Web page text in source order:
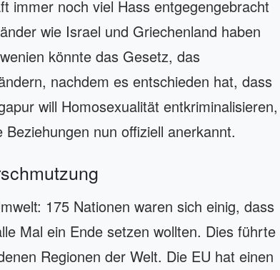
immer noch viel Hass entgegengebracht
wie Israel und Griechenland haben
könnte das Gesetz, das
nachdem es entschieden hat, dass
will Homosexualität entkriminalisieren,
nun offiziell anerkannt.
175 Nationen waren sich einig, dass
Mal ein Ende setzen wollten. Dies führte
Regionen der Welt. Die EU hat einen